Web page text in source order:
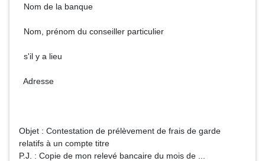
Nom de la banque
Nom, prénom du conseiller particulier
s'il y a lieu
Adresse
Objet : Contestation de prélèvement de frais de garde
relatifs à un compte titre
P.J. : Copie de mon relevé bancaire du mois de ...